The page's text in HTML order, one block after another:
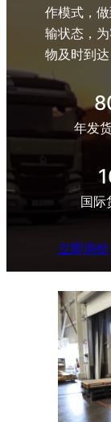
作模式，
输状态，
物及时到
年发
国际
立即询价